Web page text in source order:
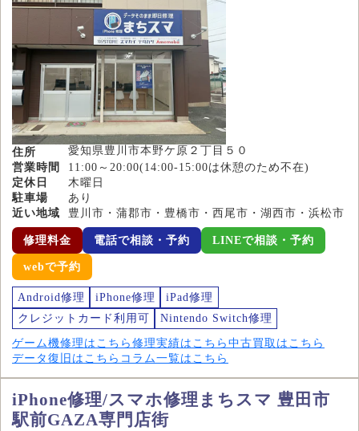
住所
愛知県豊川市本野ケ原２丁目５０
営業時間
11:00～20:00(14:00-15:00は休憩のため不在)
定休日
木曜日
駐車場
あり
近い地域
豊川市・蒲郡市・豊橋市・西尾市・湖西市・浜松市
修理料金 電話で相談・予約 LINEで相談・予約
webで予約
Android修理 iPhone修理
iPad修理
クレジットカード利用可
Nintendo Switch修理
ゲーム機修理はこちら 修理実績はこちら 中古買取はこちら
データ復旧はこちら コラム一覧はこちら
iPhone修理/スマホ修理まちスマ 豊田市
駅前GAZA専門店街